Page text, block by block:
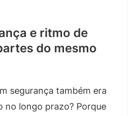
e ritmo de
do mesmo
segurança também era
no longo prazo? Porque